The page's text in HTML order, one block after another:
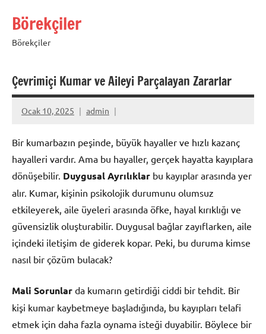
Börekçiler
Börekçiler
Çevrimiçi Kumar ve Aileyi Parçalayan Zararlar
Ocak 10, 2025 admin
Bir kumarbazın peşinde, büyük hayaller ve hızlı kazanç
hayalleri vardır. Ama bu hayaller, gerçek hayatta kayıplara
dönüşebilir. Duygusal Ayrılıklar bu kayıplar arasında yer
alır. Kumar, kişinin psikolojik durumunu olumsuz
etkileyerek, aile üyeleri arasında öfke, hayal kırıklığı ve
güvensizlik oluşturabilir. Duygusal bağlar zayıflarken, aile
içindeki iletişim de giderek kopar. Peki, bu duruma kimse
nasıl bir çözüm bulacak?
Mali Sorunlar da kumarın getirdiği ciddi bir tehdit. Bir
kişi kumar kaybetmeye başladığında, bu kayıpları telafi
etmek için daha fazla oynama isteği duyabilir. Böylece bir